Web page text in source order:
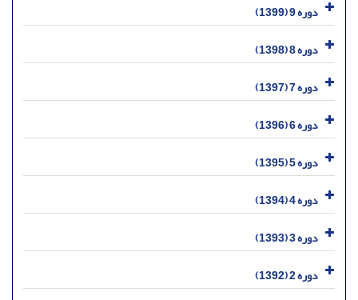
دوره 9 (1399)
دوره 8 (1398)
دوره 7 (1397)
دوره 6 (1396)
دوره 5 (1395)
دوره 4 (1394)
دوره 3 (1393)
دوره 2 (1392)